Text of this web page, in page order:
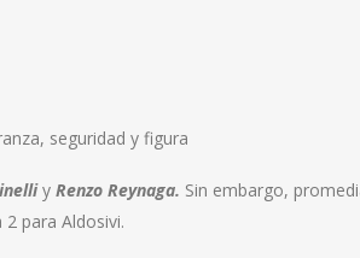
seguridad y figura
y Renzo Reynaga. Sin embargo,
para Aldosivi.